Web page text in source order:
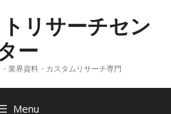
リサーチセン
ー
業界資料・カスタムリサーチ専門
Menu